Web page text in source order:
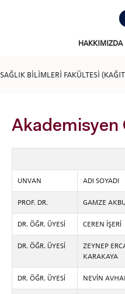
HAKKIMIZDA
SAĞLIK BİLİMLERİ FAKÜLTESİ
Akademisyen
UNVAN ADI SOYADI
PROF. DR. GAMZE
DR. ÖĞR. ÜYESİ CEREN İŞERİ
DR. ÖĞR. ÜYESİ
ZEYNEP
KARAKAYA
DR. ÖĞR. ÜYESİ NEVİN